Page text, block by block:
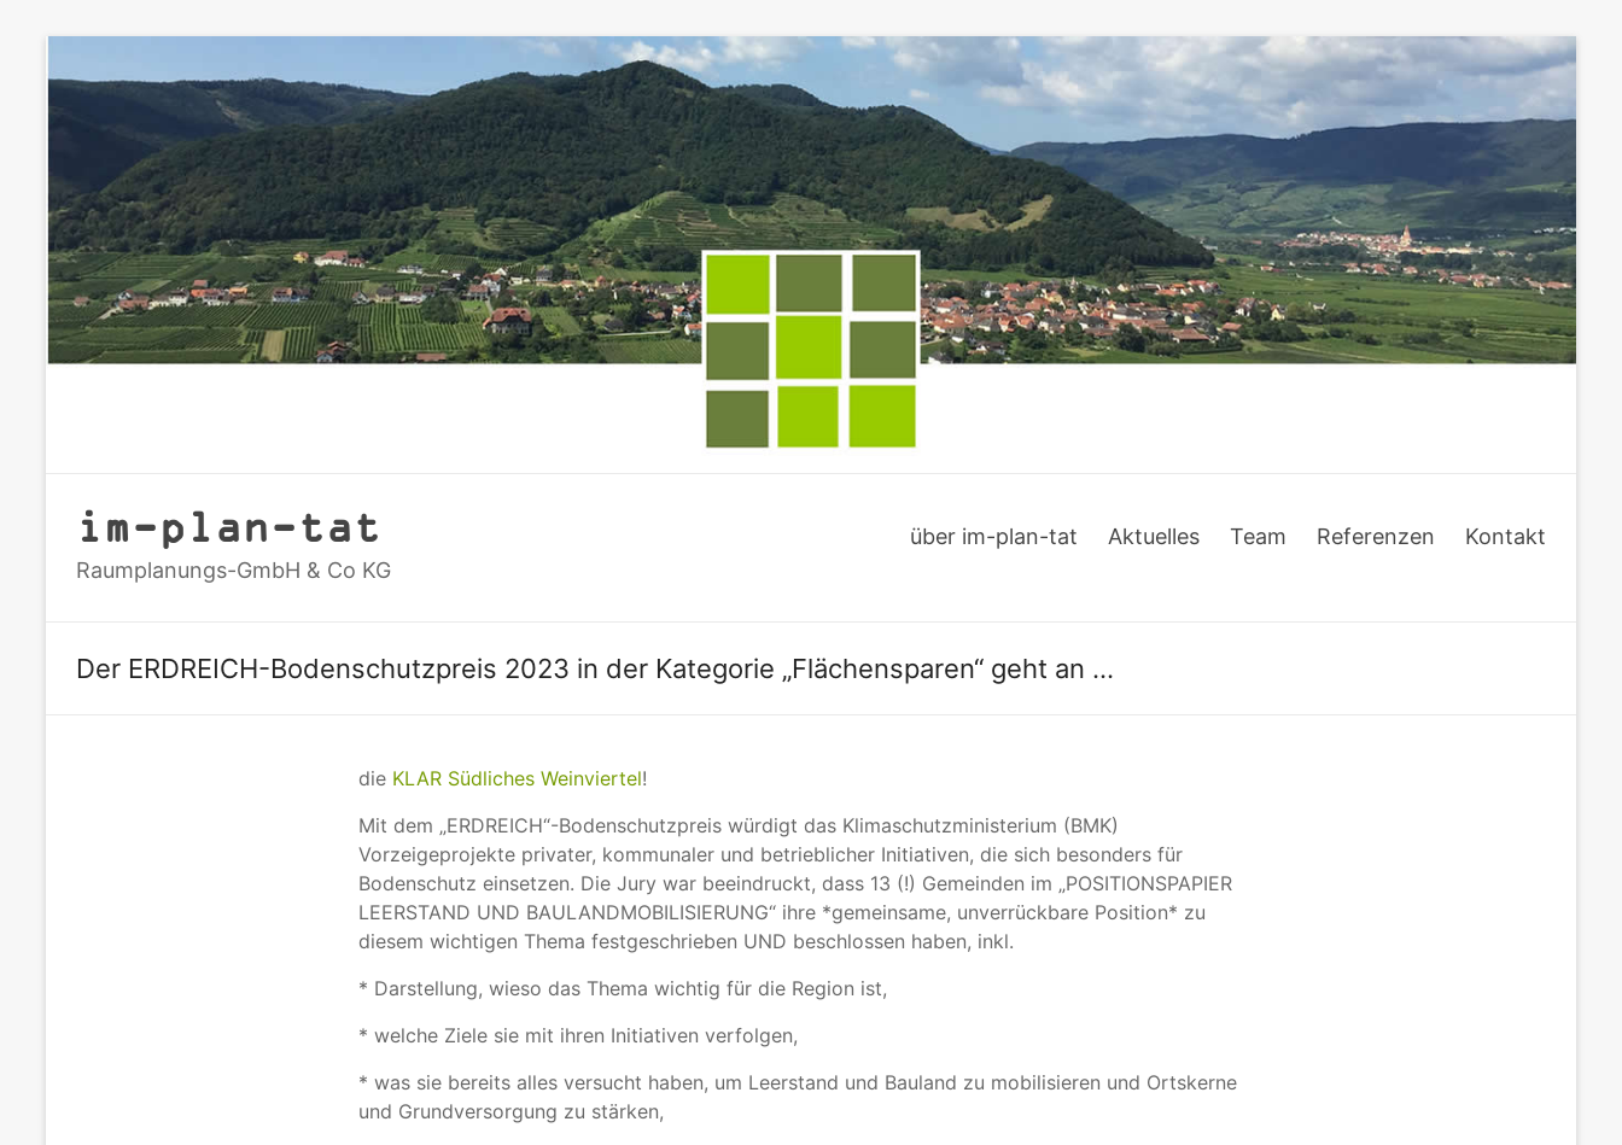
springen
im-plan-tat
Raumplanungs-GmbH & Co KG
über im-plan-tat Aktuelles Team Referenzen Kontakt
Der ERDREICH-Bodenschutzpreis 2023 in der Kategorie „Flächensparen“ geht an …
die KLAR Südliches Weinviertel!
Mit dem „ERDREICH“-Bodenschutzpreis würdigt das Klimaschutzministerium (BMK)
Vorzeigeprojekte privater, kommunaler und betrieblicher Initiativen, die sich besonders für
Bodenschutz einsetzen. Die Jury war beeindruckt, dass 13 (!) Gemeinden im „POSITIONSPAPIER
LEERSTAND UND BAULANDMOBILISIERUNG“ ihre *gemeinsame, unverrückbare Position* zu
diesem wichtigen Thema festgeschrieben UND beschlossen haben, inkl.
* Darstellung, wieso das Thema wichtig für die Region ist,
* welche Ziele sie mit ihren Initiativen verfolgen,
* was sie bereits alles versucht haben, um Leerstand und Bauland zu mobilisieren und Ortskerne
und Grundversorgung zu stärken,